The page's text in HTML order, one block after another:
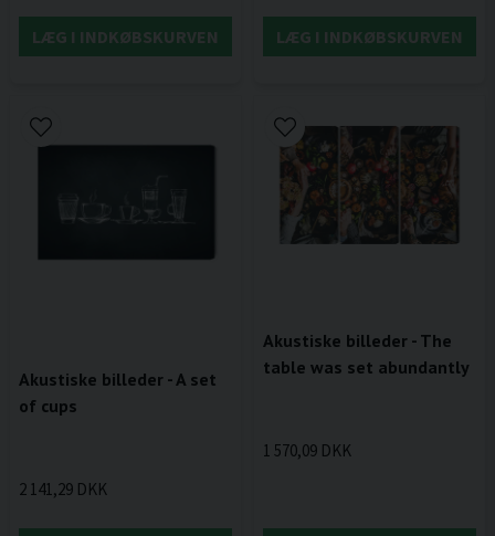
LÆG I INDKØBSKURVEN LÆG I INDKØBSKURVEN
Akustiske billeder - A set
of cups
2 141,29 DKK
Akustiske billeder - The
table was set abundantly
1 570,09 DKK